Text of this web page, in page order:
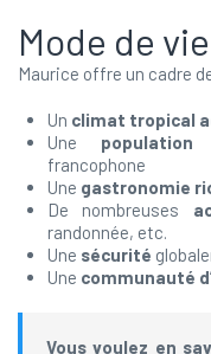
Mode de
Maurice offre un cadre
Un climat tropical
Une population
francophone
Une gastronomie
De nombreuses
randonnée, etc.
Une sécurité
Une communauté
Vous voulez en